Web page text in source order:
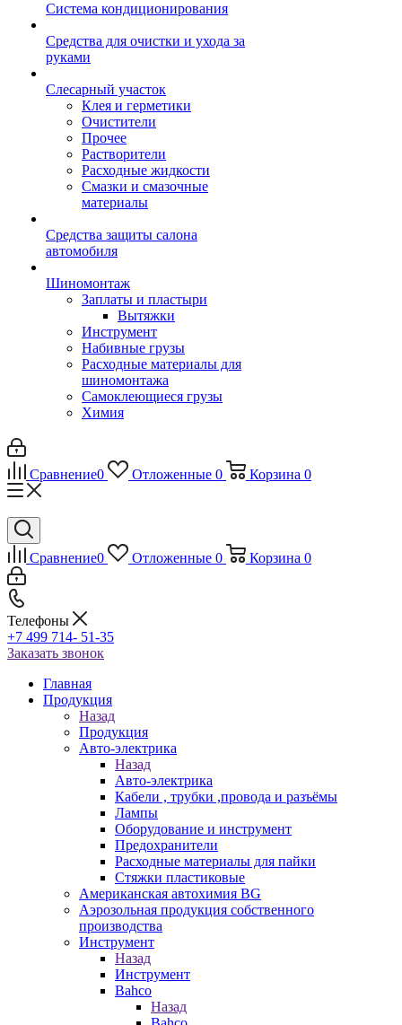
Система кондиционирования
Средства для очистки и ухода за
руками
Слесарный участок
Клея и герметики
Очистители
Прочее
Растворители
Расходные жидкости
Смазки и смазочные
материалы
Средства защиты салона
автомобиля
Шиномонтаж
Заплаты и пластыри
Вытяжки
Инструмент
Набивные грузы
Расходные материалы для
шиномонтажа
Самоклеющиеся грузы
Химия
Сравнение0 Отложенные 0 Корзина 0
Сравнение0 Отложенные 0 Корзина 0
Телефоны
+7 499 714- 51-35
Заказать звонок
Главная
Продукция
Назад
Продукция
Авто-электрика
Назад
Авто-электрика
Кабели , трубки ,провода и разъёмы
Лампы
Оборудование и инструмент
Предохранители
Расходные материалы для пайки
Стяжки пластиковые
Американская автохимия BG
Аэрозольная продукция собственного
производства
Инструмент
Назад
Инструмент
Bahco
Назад